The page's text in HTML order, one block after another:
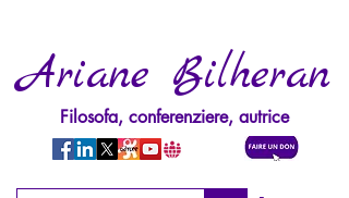
Ariane Bilheran
Filosofa, conferenziere, autrice